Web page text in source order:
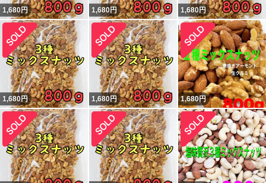
1,680円 1,680円 1,680円
1,680円 1,680円 1,680円